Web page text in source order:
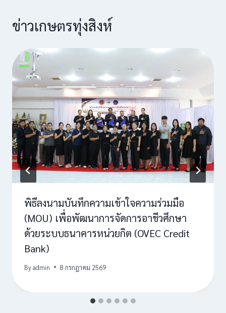
ข่าวเกษตรทุ่งสิงห์
พิธีลงนามบันทึกความเข้าใจความร่วมมือ
(MOU) เพื่อพัฒนาการจัดการอาชีวศึกษา
ด้วยระบบธนาคารหน่วยกิต (OVEC Credit
Bank)
Byadmin 8 กรกฎาคม 2569